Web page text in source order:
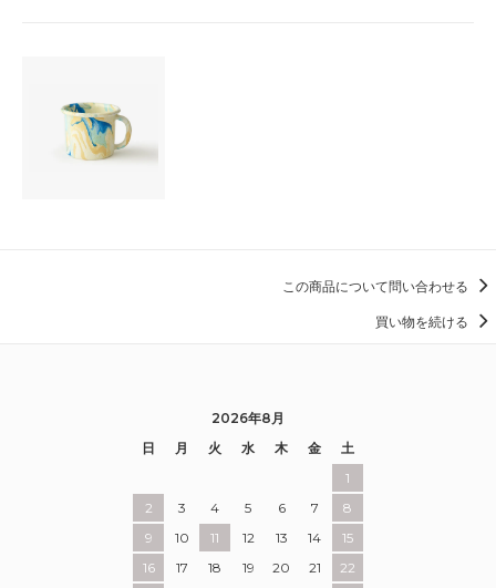
この商品について問い合わせる
買い物を続ける
2026年8月
日
月 火 水 木 金
土
1
2
3 4 5 6 7
8
9
10 11 12 13 14
15
16
17 18 19 20 21
22